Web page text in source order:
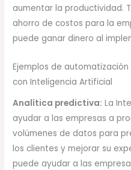
aumentar la productividad.
ahorro de costos para la
puede ganar dinero al
Ejemplos de
con Inteligencia Artificial
Analítica predictiva: La
ayudar a las empresas a
volúmenes de datos para
los clientes y mejorar su
puede ayudar a las